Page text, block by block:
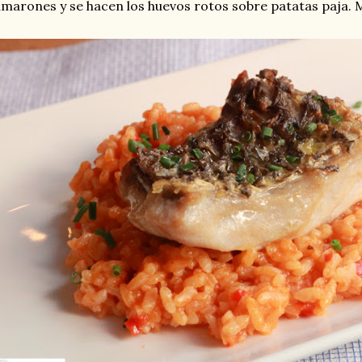
y se hacen los huevos rotos sobre patatas paja.